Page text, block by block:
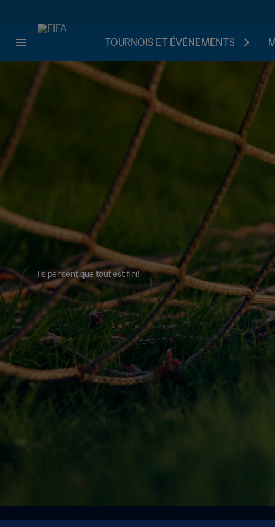
TOURNOIS ET ÉVÉNEMENTS
Ils pensent que tout est fini!